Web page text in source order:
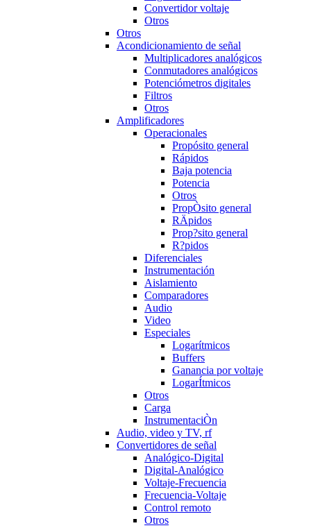
Convertidor voltaje
Otros
Otros
Acondicionamiento de señal
Multiplicadores analógicos
Conmutadores analógicos
Potenciómetros digitales
Filtros
Otros
Amplificadores
Operacionales
Propósito general
Rápidos
Baja potencia
Potencia
Otros
PropÒsito general
RÄpidos
Prop?sito general
R?pidos
Diferenciales
Instrumentación
Aislamiento
Comparadores
Audio
Video
Especiales
Logarítmicos
Buffers
Ganancia por voltaje
LogarÍtmicos
Otros
Carga
InstrumentaciÒn
Audio, video y TV, rf
Convertidores de señal
Analógico-Digital
Digital-Analógico
Voltaje-Frecuencia
Frecuencia-Voltaje
Control remoto
Otros